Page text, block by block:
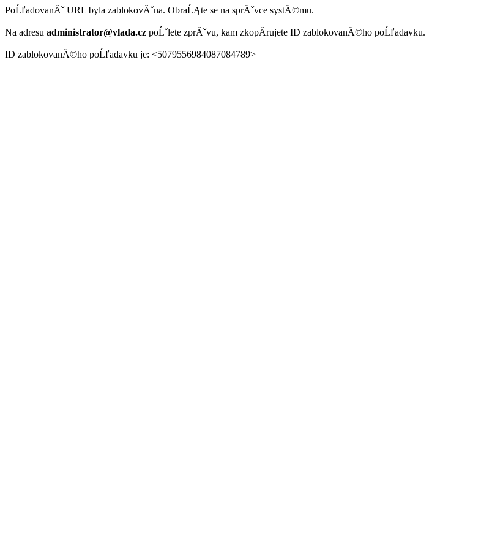
PoĹľadovanĂˇ URL byla zablokovĂˇna. ObraĹĄte se na sprĂˇvce systĂ©mu.
Na adresu administrator@vlada.cz poĹˇlete zprĂˇvu, kam zkopĂ­rujete ID zablokovanĂ©ho poĹľadavku.
ID zablokovanĂ©ho poĹľadavku je: <5079556984087084789>